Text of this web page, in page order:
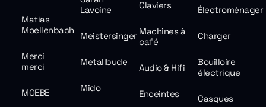
Lavoine
Matias
Moellenbach
Meistersinger
Merci
merci
Metallbude
Mido
MOEBE
Claviers
Électroménager
Machines à
café
Charger
Bouilloire
électrique
Audio & Hifi
Enceintes Casques